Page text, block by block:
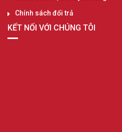
Chính sách đổi trả
KẾT NỐI VỚI CHÚNG TÔI